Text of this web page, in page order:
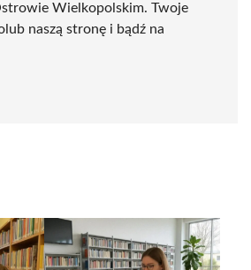
Wielkopolskim. Twoje
naszą stronę i bądź na